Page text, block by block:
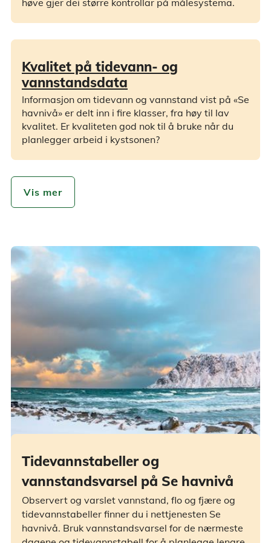
høve gjer dei større kontrollar på målesystema.
Kvalitet på tidevann- og
vannstandsdata
Informasjon om tidevann og vannstand vist på «Se
havnivå» er delt inn i fire klasser, fra høy til lav
kvalitet. Er kvaliteten god nok til å bruke når du
planlegger arbeid i kystsonen?
Vis mer
Tidevannstabeller og
vannstandsvarsel på Se havnivå
Observert og varslet vannstand, flo og fjære og
tidevannstabeller finner du i nettjenesten Se
havnivå. Bruk vannstandsvarsel for de nærmeste